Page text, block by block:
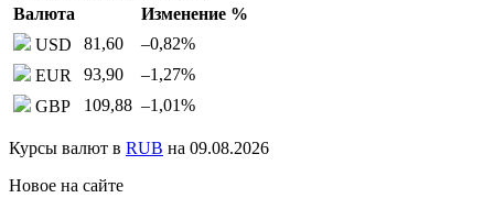
Валюта
Изменение %
USD
81,60 –0,82%
EUR
93,90 –1,27%
GBP
109,88 –1,01%
Курсы валют в RUB на 09.08.2026
Новое на сайте